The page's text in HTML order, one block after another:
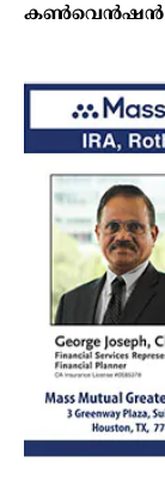
കൺവെൻഷൻ